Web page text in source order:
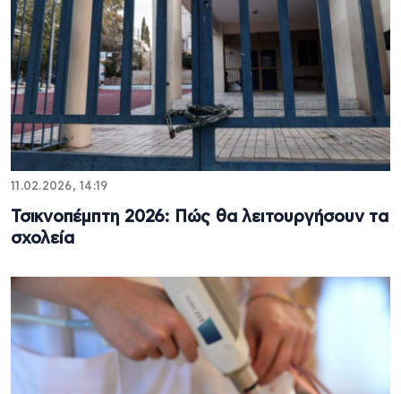
11.02.2026, 14:19
Τσικνοπέμπτη 2026: Πώς θα λειτουργήσουν τα
σχολεία